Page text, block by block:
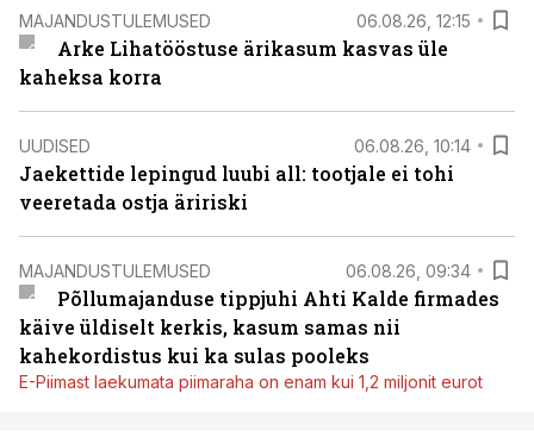
MAJANDUSTULEMUSED 06.08.26, 12:15
Arke Lihatööstuse ärikasum kasvas üle
kaheksa korra
UUDISED 06.08.26, 10:14
Jaekettide lepingud luubi all: tootjale ei tohi
veeretada ostja äririski
MAJANDUSTULEMUSED 06.08.26, 09:34
Põllumajanduse tippjuhi Ahti Kalde firmades
käive üldiselt kerkis, kasum samas nii
kahekordistus kui ka sulas pooleks
E-Piimast laekumata piimaraha on enam kui 1,2 miljonit eurot